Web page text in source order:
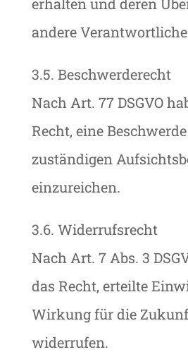
andere
3.5. Beschwerderecht
Nach Art. 77 DSGVO
Recht, eine
zuständigen
einzureichen.
3.6. Widerrufsrecht
Nach Art. 7 Abs. 3
das Recht, erteilte
Wirkung für die
widerrufen.